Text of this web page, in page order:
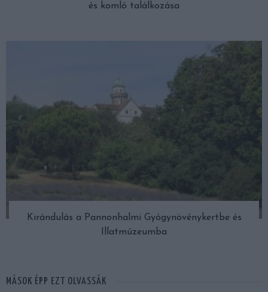
és komló találkozása
Kirándulás a Pannonhalmi Gyógynövénykertbe és
Illatmúzeumba
MÁSOK ÉPP EZT OLVASSÁK